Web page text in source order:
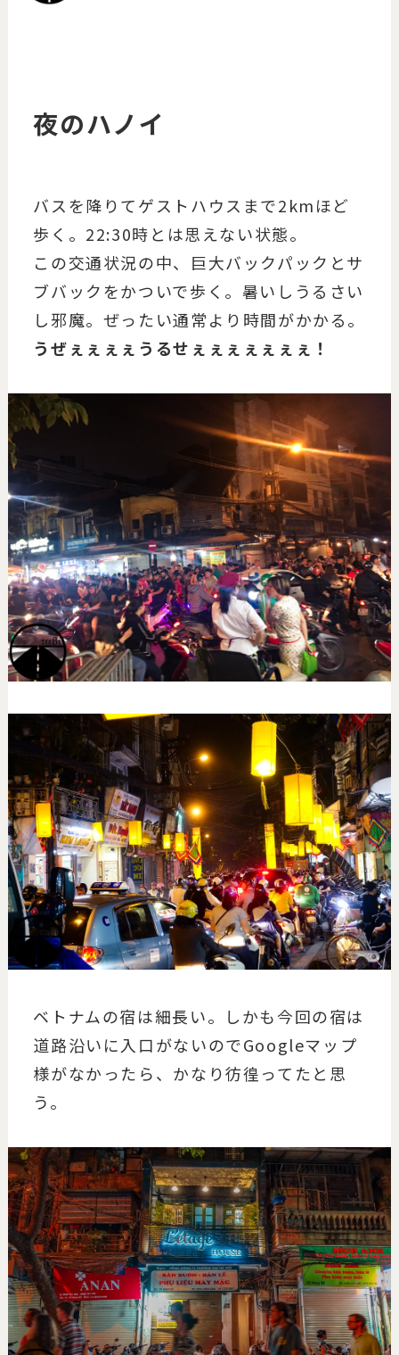
夜のハノイ
バスを降りてゲストハウスまで2kmほど
歩く。22:30時とは思えない状態。
この交通状況の中、巨大バックパックとサ
ブバックをかついで歩く。暑いしうるさい
し邪魔。ぜったい通常より時間がかかる。
うぜぇぇぇぇうるせぇぇぇぇぇぇぇ！
ベトナムの宿は細長い。しかも今回の宿は
道路沿いに入口がないのでGoogleマップ
様がなかったら、かなり彷徨ってたと思
う。